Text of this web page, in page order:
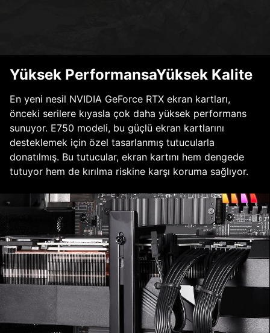
Yüksek PerformansaYüksek Kalite
En yeni nesil NVIDIA GeForce RTX ekran kartları,
önceki serilere kıyasla çok daha yüksek performans
sunuyor. E750 modeli, bu güçlü ekran kartlarını
desteklemek için özel tasarlanmış tutucularla
donatılmış. Bu tutucular, ekran kartını hem dengede
tutuyor hem de kırılma riskine karşı koruma sağlıyor.